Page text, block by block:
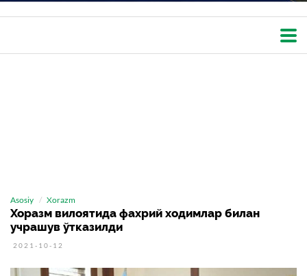
Asosiy Xorazm
Хоразм вилоятида фахрий ходимлар билан
учрашув ўтказилди
2021-10-12